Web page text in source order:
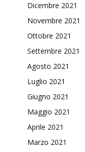
Dicembre 2021
Novembre 2021
Ottobre 2021
Settembre 2021
Agosto 2021
Luglio 2021
Giugno 2021
Maggio 2021
Aprile 2021
Marzo 2021